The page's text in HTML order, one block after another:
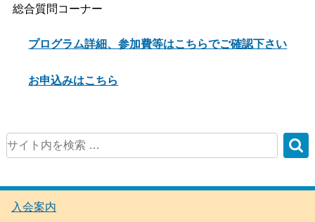
総合質問コーナー
プログラム詳細、参加費等はこちらでご確認下さい
お申込みはこちら
入会案内